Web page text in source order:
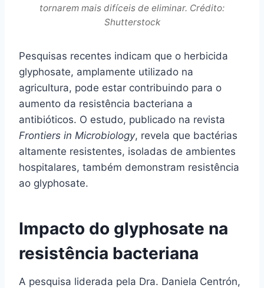
tornarem mais difíceis de eliminar. Crédito:
Shutterstock
Pesquisas recentes indicam que o herbicida
glyphosate, amplamente utilizado na
agricultura, pode estar contribuindo para o
aumento da resistência bacteriana a
antibióticos. O estudo, publicado na revista
Frontiers in Microbiology, revela que bactérias
altamente resistentes, isoladas de ambientes
hospitalares, também demonstram resistência
ao glyphosate.
Impacto do glyphosate na
resistência bacteriana
A pesquisa liderada pela Dra. Daniela Centrón,